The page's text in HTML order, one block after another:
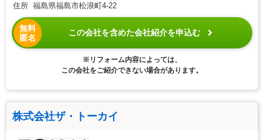
住所 福島県福島市松浪町4-22
無料
匿名
この会社を含めた会社紹介を申込む
※リフォーム内容によっては、
この会社をご紹介できない場合があります。
株式会社ザ・トーカイ